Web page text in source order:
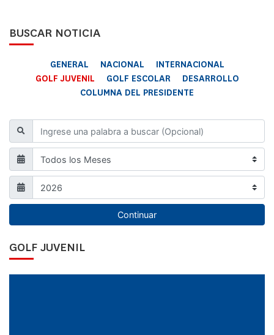
BUSCAR NOTICIA
GENERAL NACIONAL
INTERNACIONAL
GOLF JUVENIL
GOLF ESCOLAR
DESARROLLO
COLUMNA DEL PRESIDENTE
Continuar
GOLF JUVENIL